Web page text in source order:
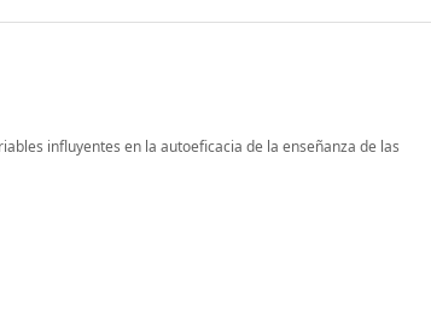
influyentes en la autoeficacia de la enseñanza de las